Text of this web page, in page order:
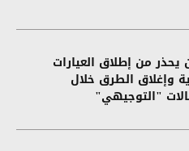
يحذر من إطلاق العيارات
وإغلاق الطرق خلال
"التوجيهي"